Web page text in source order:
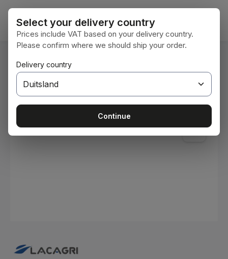
Ga naar de hoofdinhoud
U bent hier: Home
Verven en lakken
Afbeeldingengalerij overslaan
Select your delivery country
Prices include VAT based on your delivery country.
Please confirm where we should ship your order.
Delivery country
Continue